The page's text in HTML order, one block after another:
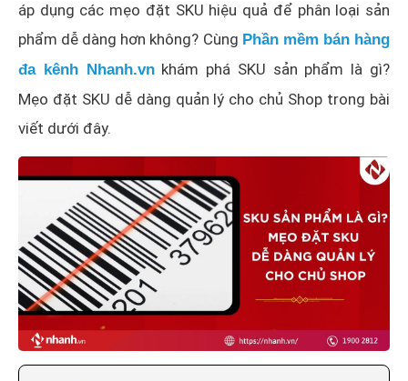
áp dụng các mẹo đặt SKU hiệu quả để phân loại sản
phẩm dễ dàng hơn không? Cùng Phần mềm bán hàng
đa kênh Nhanh.vnkhám phá SKU sản phẩm là gì?
Mẹo đặt SKU dễ dàng quản lý cho chủ Shop trong bài
viết dưới đây.